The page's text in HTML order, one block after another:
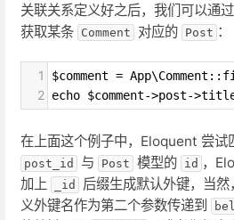
关联关系定义好之后，我们可以通
获取某条 Comment 对应的 Post ：
1 $comment =
2 echo $comment->post-
在上面这个例子中，Eloquent 尝试
post_id 与 Post 模型的 id ，
加上
_id
后缀生成默认外键，当
义外键名作为第二个参数传递到